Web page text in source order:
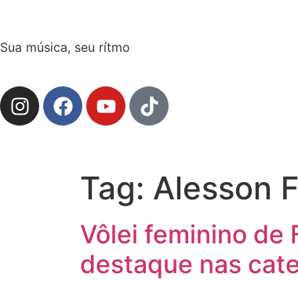
Sua música, seu rítmo
Tag: Alesson
Vôlei feminino de
destaque nas